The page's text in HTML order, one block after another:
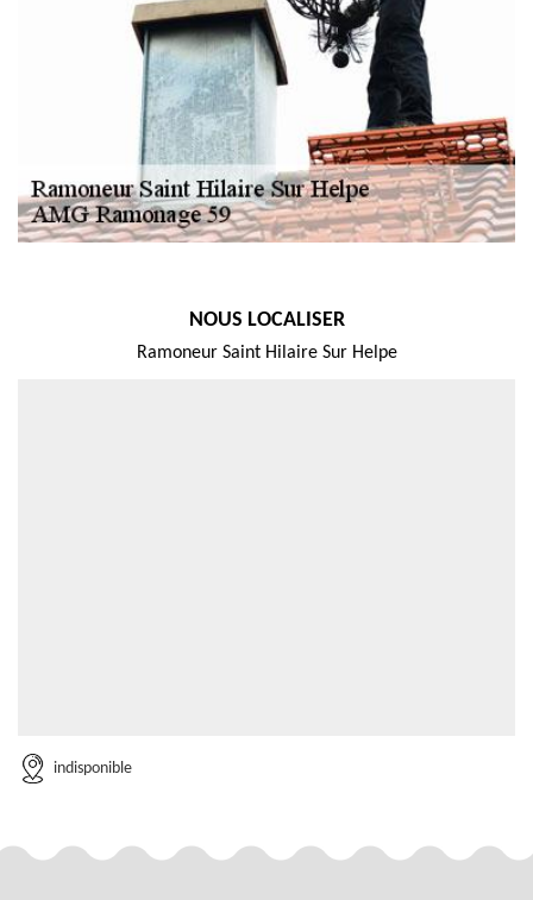
NOUS LOCALISER
Ramoneur Saint Hilaire Sur Helpe
indisponible